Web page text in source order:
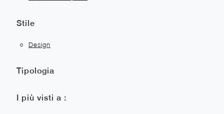
Stile
Design
Tipologia
I più visti a :